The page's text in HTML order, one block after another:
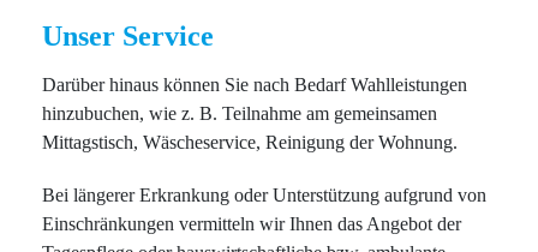
Unser Service
Darüber hinaus können Sie nach Bedarf Wahlleistungen
hinzubuchen, wie z. B. Teilnahme am gemeinsamen
Mittagstisch, Wäscheservice, Reinigung der Wohnung.
Bei längerer Erkrankung oder Unterstützung aufgrund von
Einschränkungen vermitteln wir Ihnen das Angebot der